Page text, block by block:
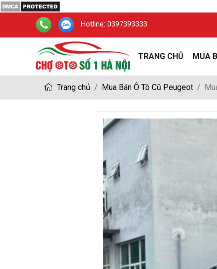
Hotline: 0397393333
TRANG CHỦ MUA
Trang chủ Mua Bán Ô Tô Cũ Peugeot